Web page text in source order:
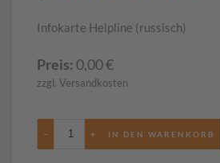
Infokarte Helpline (russisch)
Preis: 0,00€
zzgl. Versandkosten
− +